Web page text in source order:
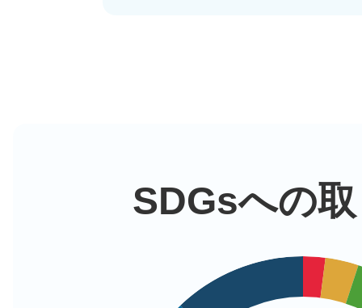
みんなのお祈り処でもんちの
SDGsへの